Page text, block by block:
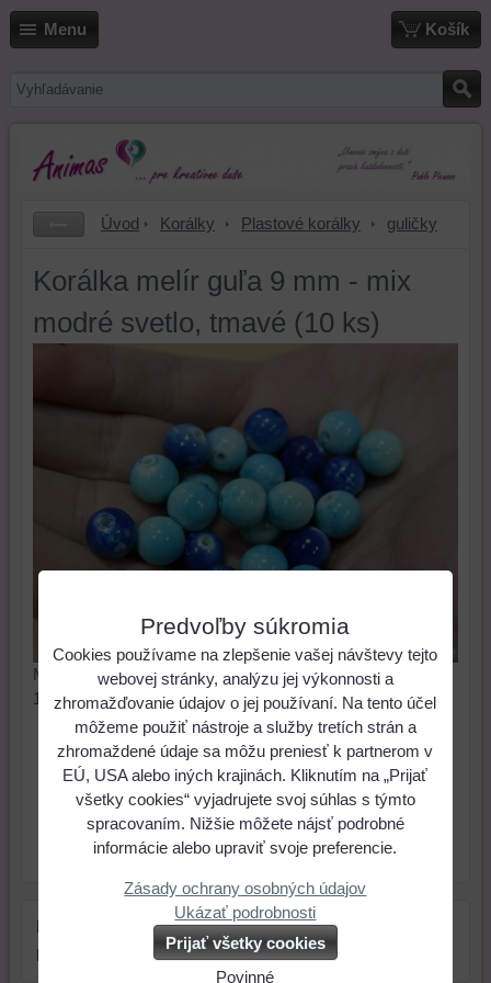
Menu Košík
Úvod Korálky Plastové korálky guličky
Korálka melír guľa 9 mm - mix
modré svetlo, tmavé (10 ks)
Melírová korálka v tvare guľe s priemerom 9 mm. Cena za
10 ks.
Cena: 0,49 €
ks Do košíka
Skladové číslo:Dostupnosť:Skladom
Farba:
Rozmer:
Predvoľby súkromia
Cookies používame na zlepšenie vašej návštevy tejto
webovej stránky, analýzu jej výkonnosti a
zhromažďovanie údajov o jej používaní. Na tento účel
môžeme použiť nástroje a služby tretích strán a
zhromaždené údaje sa môžu preniesť k partnerom v
EÚ, USA alebo iných krajinách. Kliknutím na „Prijať
všetky cookies“ vyjadrujete svoj súhlas s týmto
spracovaním. Nižšie môžete nájsť podrobné
informácie alebo upraviť svoje preferencie.
Zásady ochrany osobných údajov
Ukázať podrobnosti
Prijať všetky cookies
Povinné